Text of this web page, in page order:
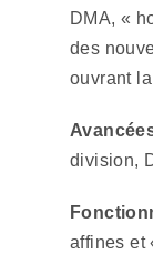
DMA, «
des
ouvrant
division,
affines et